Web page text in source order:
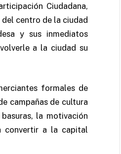
Ciudadana,
centro de la ciudad
y sus inmediatos
a la ciudad su
formales de
campañas de cultura
la motivación
convertir a la capital